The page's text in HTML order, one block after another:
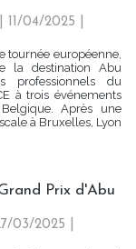
| 11/04/2025
tournée européenne,
la destination Abu
professionnels du
à trois événements
Après une
à Bruxelles, Lyon
Prix d'Abu
03/2025